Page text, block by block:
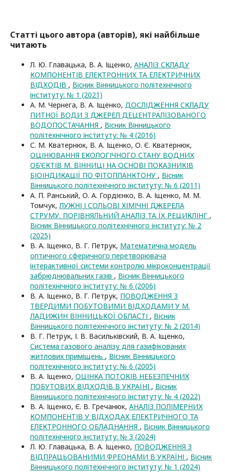
Статті цього автора (авторів), які найбільше
читають
Л. Ю. Главацька, В. А. Іщенко, АНАЛІЗ СКЛАДУ
КОМПОНЕНТІВ ЕЛЕКТРОННИХ ТА ЕЛЕКТРИЧНИХ
ВІДХОДІВ , Вісник Вінницького політехнічного
інституту: № 1 (2021)
А. М. Чернега, В. А. Іщенко, ДОСЛІДЖЕННЯ СКЛАДУ
ПИТНОЇ ВОДИ З ДЖЕРЕЛ ДЕЦЕНТРАЛІЗОВАНОГО
ВОДОПОСТАЧАННЯ , Вісник Вінницького
політехнічного інституту: № 4 (2016)
С. М. Кватернюк, В. А. Іщенко, О. Є. Кватернюк,
ОЦІНЮВАННЯ ЕКОЛОГІЧНОГО СТАНУ ВОДНИХ
ОБ’ЄКТІВ М. ВІННИЦІ НА ОСНОВІ ПОКАЗНИКІВ
БІОІНДИКАЦІЇ ПО ФІТОПЛАНКТОНУ , Вісник
Вінницького політехнічного інституту: № 6 (2011)
А. П. Ранський, О. А. Гордієнко, В. А. Іщенко, М. М.
Томчук, ЛУЖНІ І СОЛЬОВІ ХІМІЧНІ ДЖЕРЕЛА
СТРУМУ. ПОРІВНЯЛЬНИЙ АНАЛІЗ ТА ЇХ РЕЦИКЛІНГ ,
Вісник Вінницького політехнічного інституту: № 2
(2025)
В. А. Іщенко, В. Г. Петрук, Математична модель
оптичного сферичного перетворювача
інтерактивної системи контролю мікроконцентрації
забрюднювальних газів , Вісник Вінницького
політехнічного інституту: № 6 (2006)
В. А. Іщенко, В. Г. Петрук, ПОВОДЖЕННЯ З
ТВЕРДИМИ ПОБУТОВИМИ ВІДХОДАМИ У М.
ЛАДИЖИН ВІННИЦЬКОЇ ОБЛАСТІ , Вісник
Вінницького політехнічного інституту: № 2 (2014)
В. Г. Петрук, І. В. Васильківский, В. А. Іщенко,
Система газового аналізу для газифікованих
житлових приміщень , Вісник Вінницького
політехнічного інституту: № 6 (2005)
В. А. Іщенко, ОЦІНКА ПОТОКІВ НЕБЕЗПЕЧНИХ
ПОБУТОВИХ ВІДХОДІВ В УКРАЇНІ , Вісник
Вінницького політехнічного інституту: № 4 (2022)
В. А. Іщенко, Є. В. Гречанюк, АНАЛІЗ ПОЛІМЕРНИХ
КОМПОНЕНТІВ У ВІДХОДАХ ЕЛЕКТРИЧНОГО ТА
ЕЛЕКТРОННОГО ОБЛАДНАННЯ , Вісник Вінницького
політехнічного інституту: № 3 (2024)
Л. Ю. Главацька, В. А. Іщенко, ПОВОДЖЕННЯ З
ВІДПРАЦЬОВАНИМИ ФРЕОНАМИ В УКРАЇНІ , Вісник
Вінницького політехнічного інституту: № 1 (2024)